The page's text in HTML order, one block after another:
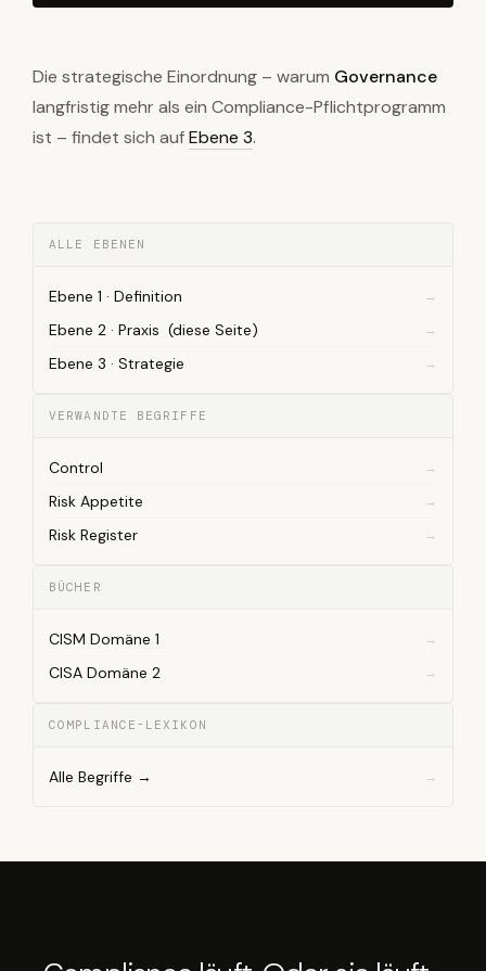
Die strategische Einordnung – warum Governance
langfristig mehr als ein Compliance-Pflichtprogramm
ist – findet sich aufEbene 3.
ALLE EBENEN
Ebene 1 · Definition
Ebene 2 · Praxis (diese Seite)
Ebene 3 · Strategie
VERWANDTE BEGRIFFE
Control
Risk Appetite
Risk Register
BÜCHER
CISM Domäne 1
CISA Domäne 2
COMPLIANCE-LEXIKON
Alle Begriffe →